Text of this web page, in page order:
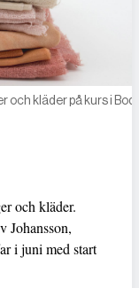
och kläder på kurs i
och kläder.
Johansson,
i juni med start